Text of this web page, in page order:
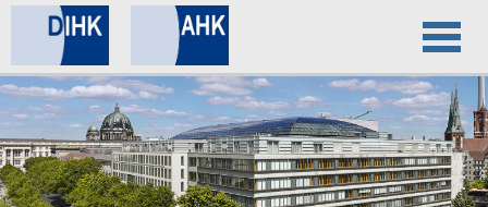
Home
Datenschutz
Impressum